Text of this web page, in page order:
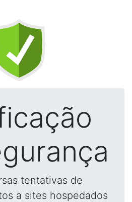
tentativas de
a sites hospedados